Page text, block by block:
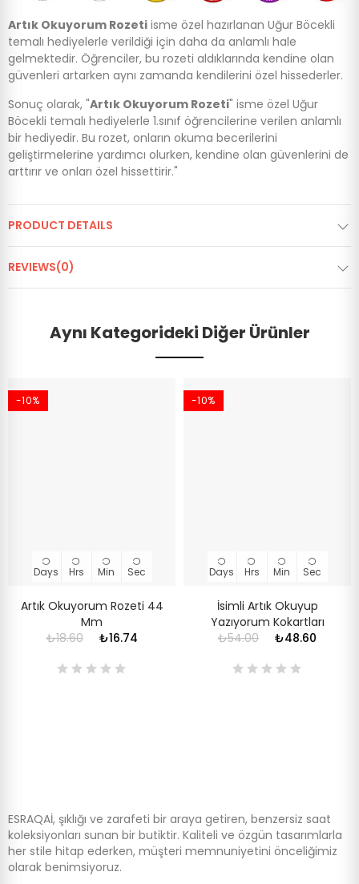
Artık Okuyorum Rozeti isme özel hazırlanan Uğur Böcekli
temalı hediyelerle verildiği için daha da anlamlı hale
gelmektedir. Öğrenciler, bu rozeti aldıklarında kendine olan
güvenleri artarken aynı zamanda kendilerini özel hissederler.
Sonuç olarak, "Artık Okuyorum Rozeti" isme özel Uğur
Böcekli temalı hediyelerle 1.sınıf öğrencilerine verilen anlamlı
bir hediyedir. Bu rozet, onların okuma becerilerini
geliştirmelerine yardımcı olurken, kendine olan güvenlerini de
arttırır ve onları özel hissettirir."
PRODUCT DETAILS
REVIEWS(0)
Aynı Kategorideki Diğer Ürünler
-10%
Days Hrs Min Sec
Artık Okuyorum Rozeti 44
Mm
₺18.60
₺16.74
-10%
Days Hrs Min Sec
İsimli Artık Okuyup
Yazıyorum Kokartları
₺54.00
₺48.60
ESRAQAİ, şıklığı ve zarafeti bir araya getiren, benzersiz saat
koleksiyonları sunan bir butiktir. Kaliteli ve özgün tasarımlarla
her stile hitap ederken, müşteri memnuniyetini önceliğimiz
olarak benimsiyoruz.